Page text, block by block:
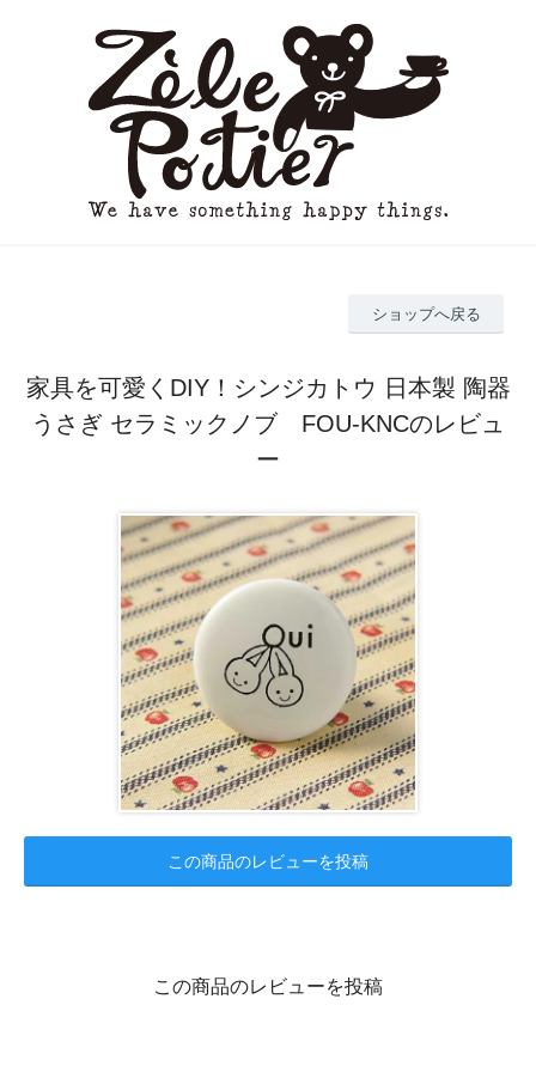
ショップへ戻る
家具を可愛くDIY！シンジカトウ 日本製 陶器
うさぎ セラミックノブ FOU-KNCのレビュ
ー
この商品のレビューを投稿
この商品のレビューを投稿